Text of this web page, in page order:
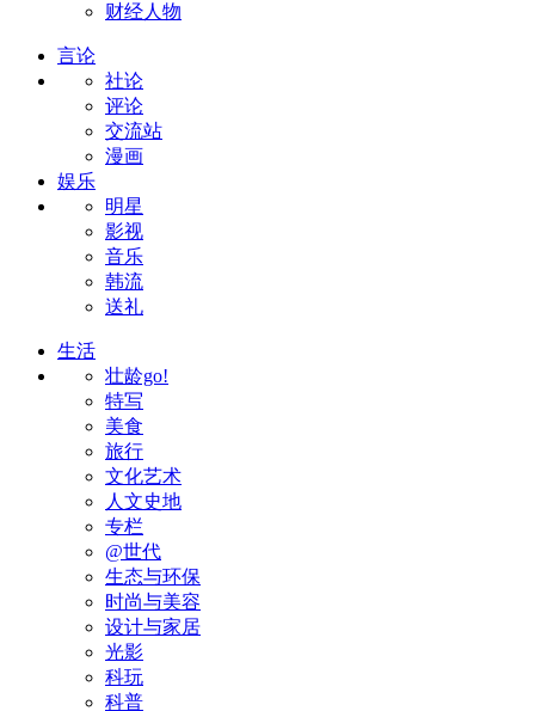
财经人物
言论
社论
评论
交流站
漫画
娱乐
明星
影视
音乐
韩流
送礼
生活
壮龄go!
特写
美食
旅行
文化艺术
人文史地
专栏
@世代
生态与环保
时尚与美容
设计与家居
光影
科玩
科普